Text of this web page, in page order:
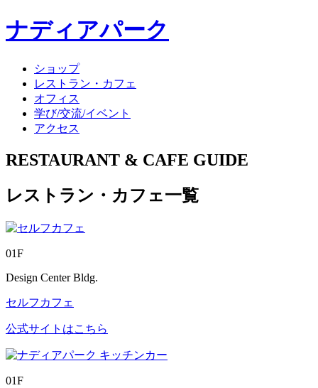
ナディアパーク
ショップ
レストラン・カフェ
オフィス
学び/交流/イベント
アクセス
RESTAURANT & CAFE GUIDE
レストラン・カフェ一覧
01F
Design Center Bldg.
セルフカフェ
公式サイトはこちら
01F